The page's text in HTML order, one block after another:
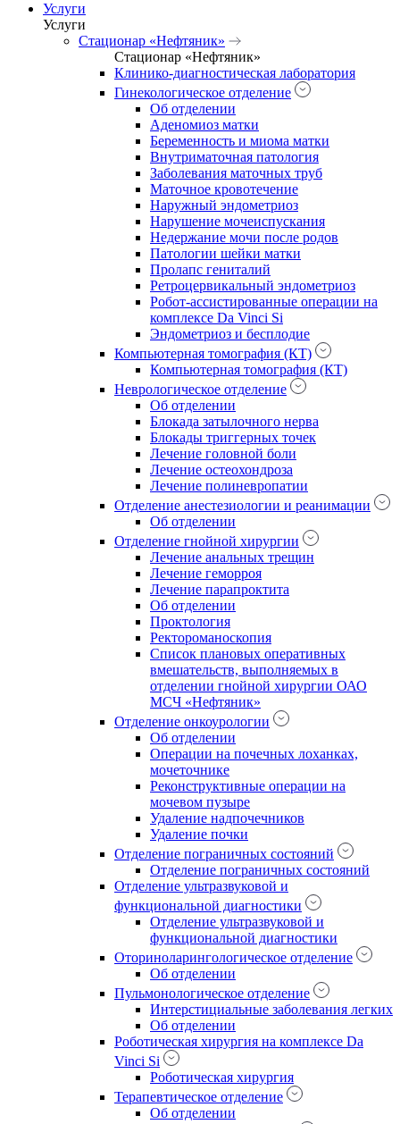
Услуги
Услуги
Стационар «Нефтяник»
Стационар «Нефтяник»
Клинико-диагностическая лаборатория
Гинекологическое отделение
Об отделении
Аденомиоз матки
Беременность и миома матки
Внутриматочная патология
Заболевания маточных труб
Маточное кровотечение
Наружный эндометриоз
Нарушение мочеиспускания
Недержание мочи после родов
Патологии шейки матки
Пролапс гениталий
Ретроцервикальный эндометриоз
Робот-ассистированные операции на
комплексе Da Vinci Si
Эндометриоз и бесплодие
Компьютерная томография (КТ)
Компьютерная томография (КТ)
Неврологическое отделение
Об отделении
Блокада затылочного нерва
Блокады триггерных точек
Лечение головной боли
Лечение остеохондроза
Лечение полиневропатии
Отделение анестезиологии и реанимации
Об отделении
Отделение гнойной хирургии
Лечение анальных трещин
Лечение геморроя
Лечение парапроктита
Об отделении
Проктология
Ректороманоскопия
Список плановых оперативных
вмешательств, выполняемых в
отделении гнойной хирургии ОАО
МСЧ «Нефтяник»
Отделение онкоурологии
Об отделении
Операции на почечных лоханках,
мочеточнике
Реконструктивные операции на
мочевом пузыре
Удаление надпочечников
Удаление почки
Отделение пограничных состояний
Отделение пограничных состояний
Отделение ультразвуковой и
функциональной диагностики
Отделение ультразвуковой и
функциональной диагностики
Оториноларингологическое отделение
Об отделении
Пульмонологическое отделение
Интерстициальные заболевания легких
Об отделении
Роботическая хирургия на комплексе Da
Vinci Si
Роботическая хирургия
Терапевтическое отделение
Об отделении